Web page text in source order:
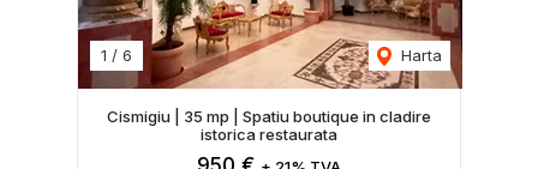
1 / 6 Harta
Cismigiu | 35 mp | Spatiu boutique in cladire
istorica restaurata